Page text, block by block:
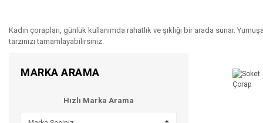
Kadın çorapları, günlük kullanımda rahatlık ve şıklığı bir arada sunar.
tarzınızı tamamlayabilirsiniz.
MARKA ARAMA
Hızlı Marka Arama